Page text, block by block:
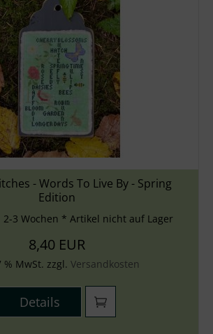
- Words To Live By - Spring
Edition
2-3 Wochen * Artikel nicht auf Lager
8,40 EUR
% MwSt. zzgl. Versandkosten
Details